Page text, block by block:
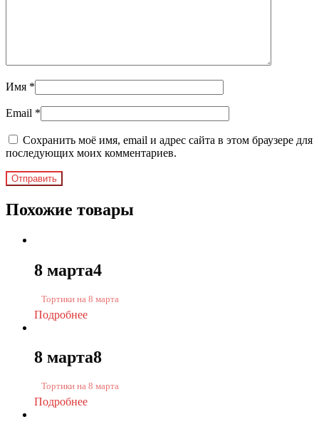
Имя *
Email *
Сохранить моё имя, email и адрес сайта в этом браузере для
последующих моих комментариев.
Похожие товары
8 марта4
Тортики на 8 марта
Подробнее
8 марта8
Тортики на 8 марта
Подробнее